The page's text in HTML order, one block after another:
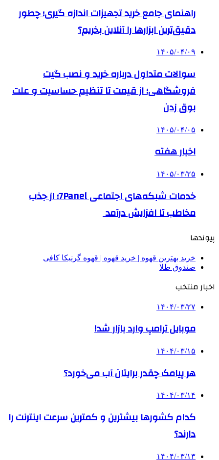
راهنمای جامع خرید تجهیزات اندازه گیری؛ چطور
دقیق‌ترین ابزارها را آنلاین بخریم؟
۱۴۰۵/۰۴/۰۹
سوالات متداول درباره خرید و نصب گیت
فروشگاهی؛ از قیمت تا تنظیم حساسیت و علت
بوق زدن
۱۴۰۵/۰۴/۰۵
اخبار هفته
۱۴۰۵/۰۳/۲۵
خدمات شبکه‌های اجتماعی 7Panel؛ از جذب
مخاطب تا افزایش درآمد
پیوندها
خرید بهترین قهوه | خرید قهوه | قهوه گرنیکا کافی
صندوق طلا
اخبار منتخب
۱۴۰۴/۰۳/۲۷
موبایل ترامپ وارد بازار شد!
۱۴۰۴/۰۳/۱۵
هر پیامک چقدر برایتان آب می‌خورد؟
۱۴۰۴/۰۳/۱۴
کدام کشورها بیشترین و کمترین سرعت اینترنت را
دارند؟
۱۴۰۴/۰۳/۱۳